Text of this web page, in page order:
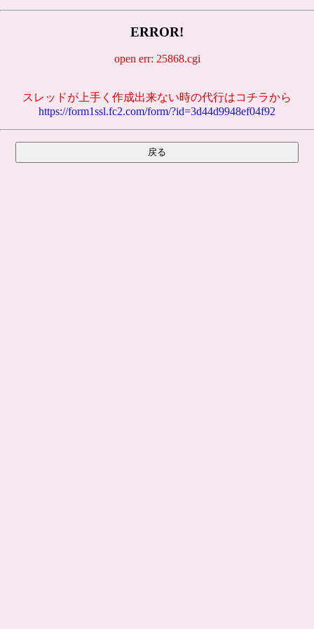
ERROR!
open err: 25868.cgi
スレッドが上手く作成出来ない時の代行はコチラから
https://form1ssl.fc2.com/form/?id=3d44d9948ef04f92